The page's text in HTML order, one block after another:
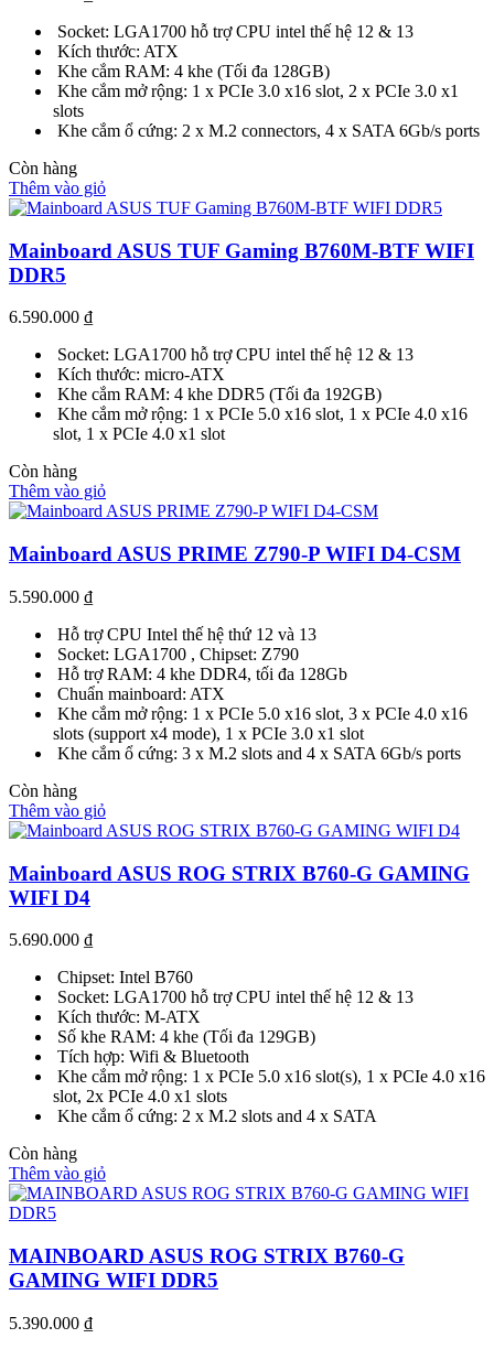
Socket: LGA1700 hỗ trợ CPU intel thế hệ 12 & 13
Kích thước: ATX
Khe cắm RAM: 4 khe (Tối đa 128GB)
Khe cắm mở rộng: 1 x PCIe 3.0 x16 slot, 2 x PCIe 3.0 x1
slots
Khe cắm ổ cứng: 2 x M.2 connectors, 4 x SATA 6Gb/s ports
Còn hàng
Thêm vào giỏ
Mainboard ASUS TUF Gaming B760M-BTF WIFI
DDR5
6.590.000 ₫
Socket: LGA1700 hỗ trợ CPU intel thế hệ 12 & 13
Kích thước: micro-ATX
Khe cắm RAM: 4 khe DDR5 (Tối đa 192GB)
Khe cắm mở rộng: 1 x PCIe 5.0 x16 slot, 1 x PCIe 4.0 x16
slot, 1 x PCIe 4.0 x1 slot
Còn hàng
Thêm vào giỏ
Mainboard ASUS PRIME Z790-P WIFI D4-CSM
5.590.000 ₫
Hỗ trợ CPU Intel thế hệ thứ 12 và 13
Socket: LGA1700 , Chipset: Z790
Hỗ trợ RAM: 4 khe DDR4, tối đa 128Gb
Chuẩn mainboard: ATX
Khe cắm mở rộng: 1 x PCIe 5.0 x16 slot, 3 x PCIe 4.0 x16
slots (support x4 mode), 1 x PCIe 3.0 x1 slot
Khe cắm ổ cứng: 3 x M.2 slots and 4 x SATA 6Gb/s ports
Còn hàng
Thêm vào giỏ
Mainboard ASUS ROG STRIX B760-G GAMING
WIFI D4
5.690.000 ₫
Chipset: Intel B760
Socket: LGA1700 hỗ trợ CPU intel thế hệ 12 & 13
Kích thước: M-ATX
Số khe RAM: 4 khe (Tối đa 129GB)
Tích hợp: Wifi & Bluetooth
Khe cắm mở rộng: 1 x PCIe 5.0 x16 slot(s), 1 x PCIe 4.0 x16
slot, 2x PCIe 4.0 x1 slots
Khe cắm ổ cứng: 2 x M.2 slots and 4 x SATA
Còn hàng
Thêm vào giỏ
MAINBOARD ASUS ROG STRIX B760-G
GAMING WIFI DDR5
5.390.000 ₫